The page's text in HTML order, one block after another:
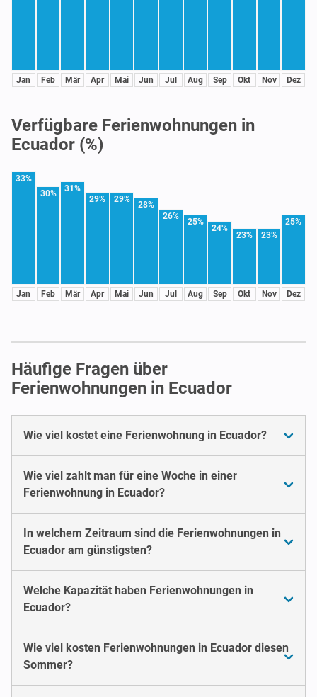
Jan Feb Mär Apr Mai Jun Jul Aug Sep Okt Nov Dez
Verfügbare Ferienwohnungen in
Ecuador (%)
33%
Jan
30%
Feb
31%
Mär
29%
Apr
29%
Mai
28%
Jun
26%
Jul
25%
Aug
24%
Sep
23%
Okt
23%
Nov
25%
Dez
Häufige Fragen über
Ferienwohnungen in Ecuador
Wie viel kostet eine Ferienwohnung in Ecuador?
Wie viel zahlt man für eine Woche in einer
Ferienwohnung in Ecuador?
In welchem Zeitraum sind die Ferienwohnungen in
Ecuador am günstigsten?
Welche Kapazität haben Ferienwohnungen in
Ecuador?
Wie viel kosten Ferienwohnungen in Ecuador diesen
Sommer?